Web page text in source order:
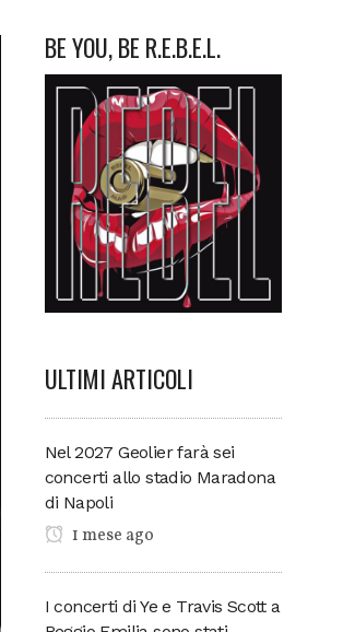
BE YOU, BE R.E.B.E.L.
ULTIMI ARTICOLI
Nel 2027 Geolier farà sei
concerti allo stadio Maradona
di Napoli
1 mese ago
I concerti di Ye e Travis Scott a